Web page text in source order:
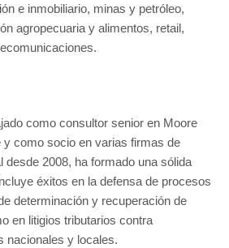
e inmobiliario, minas y petróleo,
agropecuaria y alimentos, retail,
como consultor senior en Moore
y como socio en varias firmas de
desde 2008, ha formado una sólida
éxitos en la defensa de procesos
determinación y recuperación de
en litigios tributarios contra
nacionales y locales.